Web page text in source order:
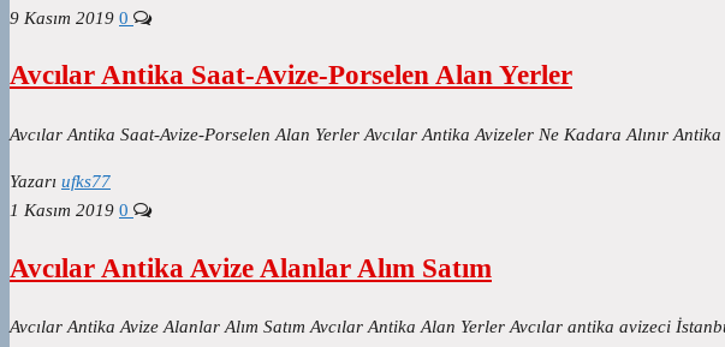
9 Kasım 2019 0
Avcılar Antika Saat-Avize-Porselen Alan Yerler
Avcılar Antika Saat-Avize-Porselen Alan Yerler Avcılar Antika Avizeler Ne Kadara Alınır
Yazarı ufks77
1 Kasım 2019 0
Avcılar Antika Avize Alanlar Alım Satım
Avcılar Antika Avize Alanlar Alım Satım Avcılar Antika Alan Yerler Avcılar antika avizeci